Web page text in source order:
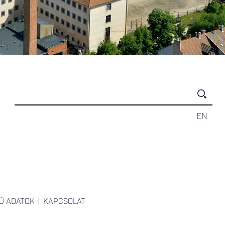
EN
ADATOK KAPCSOLAT